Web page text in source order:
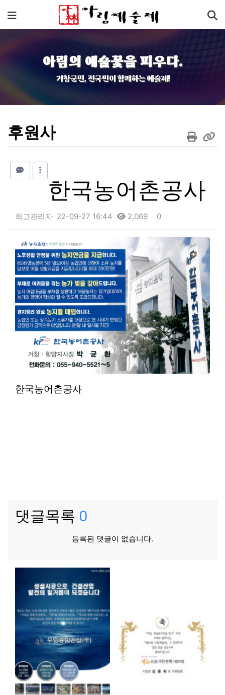
메뉴
아림의 예술꽃을 피우다.
거창군민, 전국민이 함께하는 예술제!
후원사
한국농어촌공사
최고관리자 22-09-27 16:44 2,069 0
본문
한국농어촌공사
댓글목록 0
등록된 댓글이 없습니다.